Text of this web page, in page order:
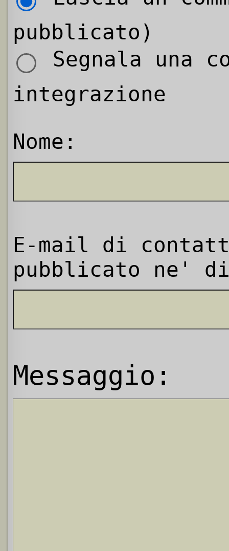
pubblicato)
Segnala una
integrazione
Nome:
E-mail di
pubblicato ne'
Messaggio: